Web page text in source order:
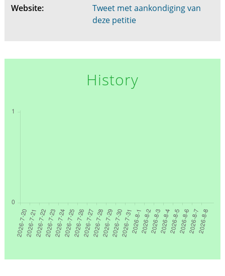
Website:
Tweet met aankondiging van
deze petitie
History